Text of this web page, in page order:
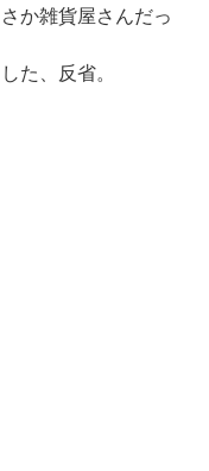
か雑貨屋さんだっ
た、反省。